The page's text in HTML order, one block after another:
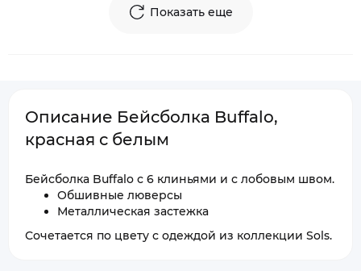
Показать еще
Описание Бейсболка Buffalo,
красная с белым
Бейсболка Buffalo с 6 клиньями и с лобовым швом.
Обшивные люверсы
Металлическая застежка
Сочетается по цвету с одеждой из коллекции Sols.